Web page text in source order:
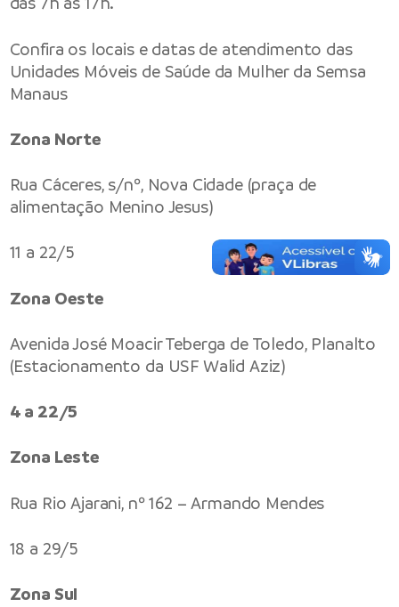
Confira os locais e datas de atendimento das
Unidades Móveis de Saúde da Mulher da Semsa
Manaus
Zona Norte
Rua Cáceres, s/nº, Nova Cidade (praça de
alimentação Menino Jesus)
11 a 22/5
Zona Oeste
Avenida José Moacir Teberga de Toledo, Planalto
(Estacionamento da USF Walid Aziz)
4 a 22/5
Zona Leste
Rua Rio Ajarani, nº 162 – Armando Mendes
18 a 29/5
Zona Sul